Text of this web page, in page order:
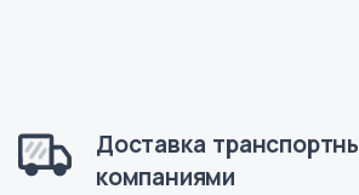
Доставка
компаниями